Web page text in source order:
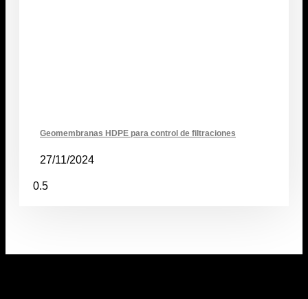
Geomembranas HDPE para control de filtraciones
27/11/2024